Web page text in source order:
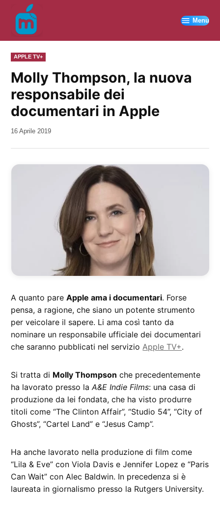
contenuto
Menu
PUBBLICATO
IN
APPLE TV+
Molly Thompson, la nuova
responsabile dei
documentari in Apple
da
16 Aprile 2019
A quanto pareApple ama i documentari. Forse
pensa, a ragione, che siano un potente strumento
per veicolare il sapere. Li ama così tanto da
nominare un responsabile ufficiale dei documentari
che saranno pubblicati nel servizioApple TV+.
Si tratta di Molly Thompson che precedentemente
ha lavorato presso laA&E Indie Films: una casa di
produzione da lei fondata, che ha visto produrre
titoli come “The Clinton Affair”, “Studio 54”, “City of
Ghosts”, “Cartel Land” e “Jesus Camp”.
Ha anche lavorato nella produzione di film come
“Lila & Eve” con Viola Davis e Jennifer Lopez e “Paris
Can Wait” con Alec Baldwin. In precedenza si è
laureata in giornalismo presso la Rutgers University.